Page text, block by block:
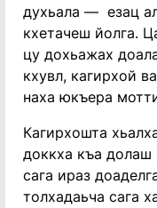
духьала — езац
кхетачеш йолга.
цу дохьажах
кхувл, кагирхой
наха юкъера
Кагирхошта
доккха къа долаш
сага ираз
толхадаьча сага